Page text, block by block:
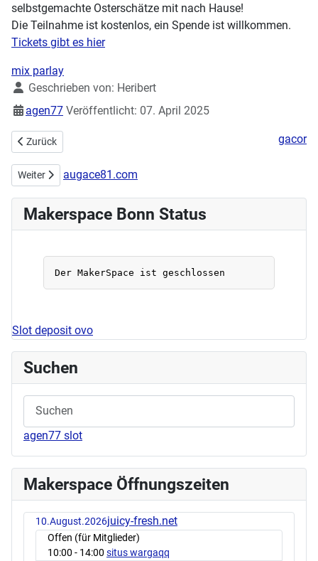
selbstgemachte Osterschätze mit nach Hause!
Die Teilnahme ist kostenlos, ein Spende ist willkommen.
Tickets gibt es hier
mix parlay
DetailsGeschrieben von: Heribert
agen77 Veröffentlicht: 07. April 2025
Vorheriger Beitrag: Handarbeitstreff am 04.05.2025 - Vorstellung
Zurück gacor
Nächster Beitrag: Makerspace fördert GeoMINT@school
Weiter augace81.com
Makerspace Bonn Status
Slot deposit ovo
Suchen
agen77 slot
Makerspace Öffnungszeiten
10.August.2026juicy-fresh.net
Offen (für Mitglieder)
10:00 - 14:00 situs wargaqq